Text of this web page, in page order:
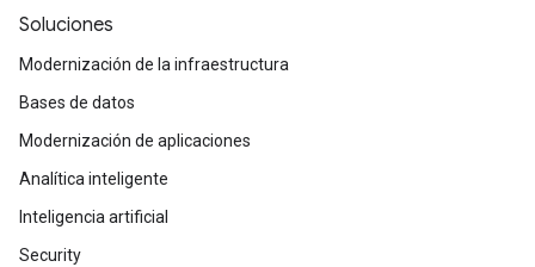
Soluciones
Modernización de la infraestructura
Bases de datos
Modernización de aplicaciones
Analítica inteligente
Inteligencia artificial
Security